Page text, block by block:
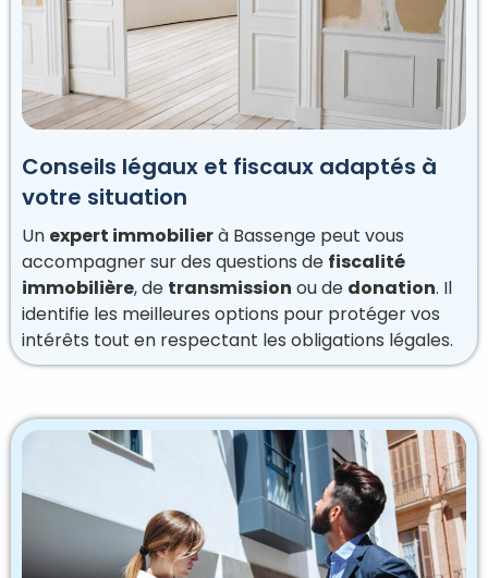
Conseils légaux et fiscaux adaptés à
votre situation
Un expert immobilierà Bassenge peut vous
accompagner sur des questions de fiscalité
immobilière, de transmission ou de donation. Il
identifie les meilleures options pour protéger vos
intérêts tout en respectant les obligations légales.